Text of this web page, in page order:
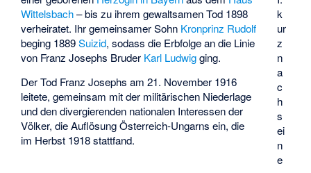
k
ur
z
n
a
c
h
s
ei
n
e
Wittelsbach– bis zu ihrem gewaltsamen Tod 1898
verheiratet. Ihr gemeinsamer Sohn Kronprinz Rudolf
beging 1889Suizid, sodass die Erbfolge an die Linie
von Franz Josephs Bruder Karl Ludwigging.
Der Tod Franz Josephs am 21. November 1916
leitete, gemeinsam mit der militärischen Niederlage
und den divergierenden nationalen Interessen der
Völker, die Auflösung Österreich-Ungarns ein, die
im Herbst 1918 stattfand.